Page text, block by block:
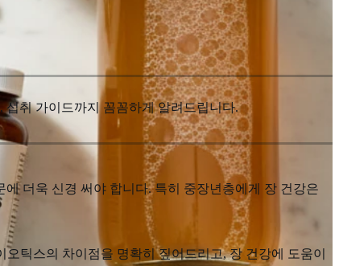
취 가이드까지 꼼꼼하게 알려드립니다.
더욱 신경 써야 합니다. 특히 중장년층에게 장 건강은
틱스의 차이점을 명확히 짚어드리고, 장 건강에 도움이